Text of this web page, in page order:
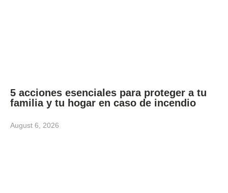
5 acciones esenciales para proteger a tu
familia y tu hogar en caso de incendio
August 6, 2026